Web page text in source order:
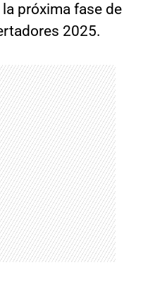
próxima fase de
2025.